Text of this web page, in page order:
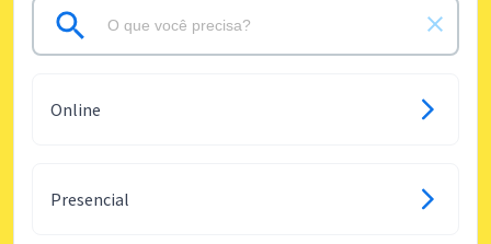
Online
Presencial